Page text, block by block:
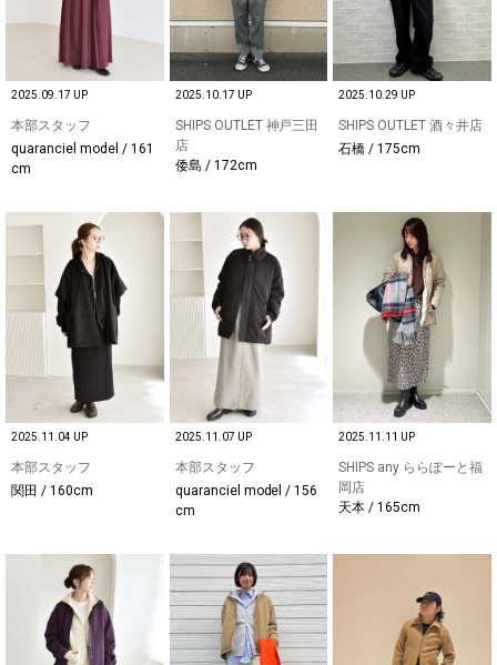
2025.09.17 UP
本部スタッフ
quaranciel model / 161
cm
2025.10.17 UP
SHIPS OUTLET 神戸三田
店
倭島 / 172cm
2025.10.29 UP
SHIPS OUTLET 酒々井店
石橋 / 175cm
2025.11.04 UP
本部スタッフ
関田 / 160cm
2025.11.07 UP
本部スタッフ
quaranciel model / 156
cm
2025.11.11 UP
SHIPS any ららぽーと福
岡店
天本 / 165cm